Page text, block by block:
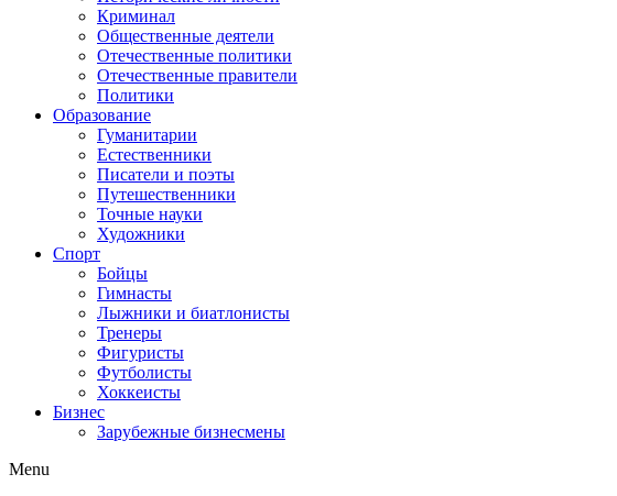
Криминал
Общественные деятели
Отечественные политики
Отечественные правители
Политики
Образование
Гуманитарии
Естественники
Писатели и поэты
Путешественники
Точные науки
Художники
Спорт
Бойцы
Гимнасты
Лыжники и биатлонисты
Тренеры
Фигуристы
Футболисты
Хоккеисты
Бизнес
Зарубежные бизнесмены
Menu